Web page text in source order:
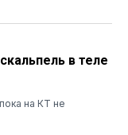
в теле
на КТ не